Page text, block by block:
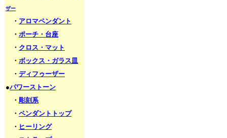
ザー
・ アロマペンダント
・ ポーチ・台座
・ クロス・マット
・ ボックス・ガラス皿
・ ディフゥーザー
●パワーストーン
・ 彫刻系
・ ペンダントトップ
・ ヒーリング